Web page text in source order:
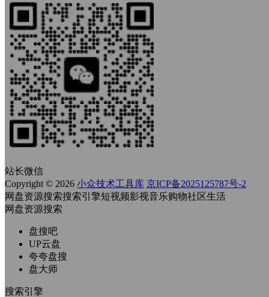
站长微信
Copyright © 2026 小众技术工具库 京ICP备2025125787号-2
网盘资源搜索搜索引擎短视频影视音乐购物社区生活
网盘资源搜索
盘搜吧
UP云盘
夸夸盘搜
盘大师
搜索引擎